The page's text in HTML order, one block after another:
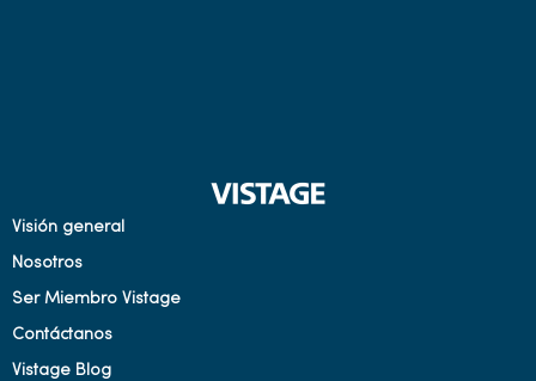
Visión general
Nosotros
Ser Miembro Vistage
Contáctanos
Vistage Blog